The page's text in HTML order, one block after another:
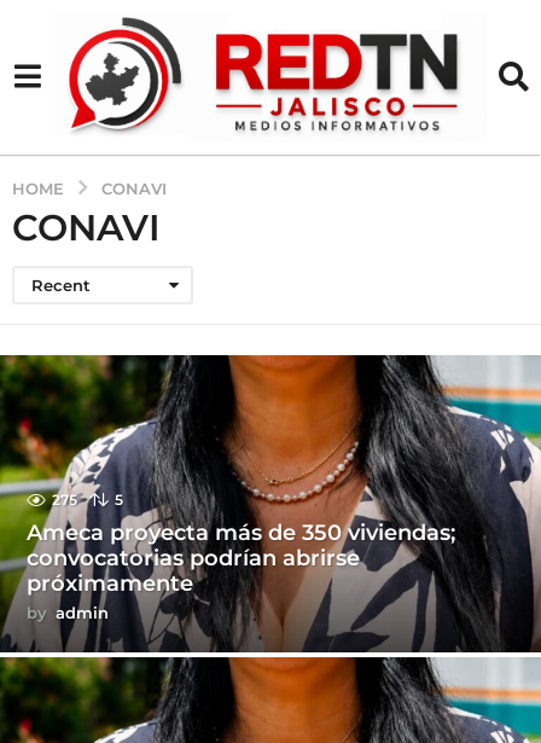
HOME CONAVI
CONAVI
Recent
275 5
Ameca proyecta más de 350 viviendas;
convocatorias podrían abrirse
próximamente
by admin